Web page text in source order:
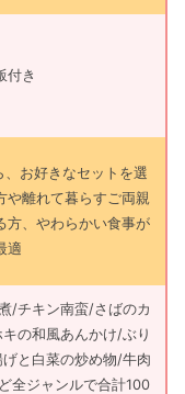
付き
お好きなセットを選
や離れて暮らすご両親
方、やわらかい食事が
適
/チキン南蛮/さばのカ
の和風あんかけ/ぶり
と白菜の炒め物/牛肉
全ジャンルで合計100